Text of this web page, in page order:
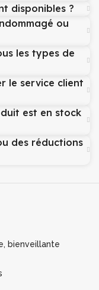
disponibles ?
ou
les types de
le service client
est en stock
des réductions
bienveillante